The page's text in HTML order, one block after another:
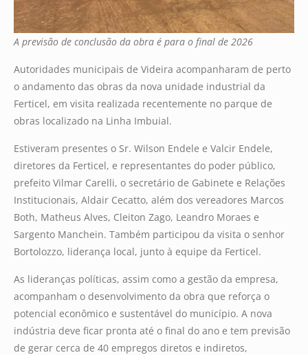
A previsão de conclusão da obra é para o final de 2026
Autoridades municipais de Videira acompanharam de perto
o andamento das obras da nova unidade industrial da
Ferticel, em visita realizada recentemente no parque de
obras localizado na Linha Imbuial.
Estiveram presentes o Sr. Wilson Endele e Valcir Endele,
diretores da Ferticel, e representantes do poder público,
prefeito Vilmar Carelli, o secretário de Gabinete e Relações
Institucionais, Aldair Cecatto, além dos vereadores Marcos
Both, Matheus Alves, Cleiton Zago, Leandro Moraes e
Sargento Manchein. Também participou da visita o senhor
Bortolozzo, liderança local, junto à equipe da Ferticel.
As lideranças políticas, assim como a gestão da empresa,
acompanham o desenvolvimento da obra que reforça o
potencial econômico e sustentável do município. A nova
indústria deve ficar pronta até o final do ano e tem previsão
de gerar cerca de 40 empregos diretos e indiretos,